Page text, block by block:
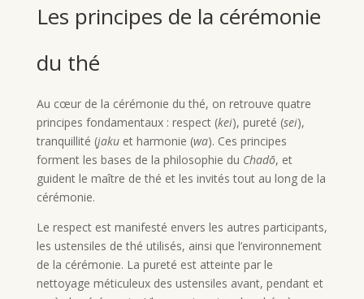
Les principes de la cérémonie
du thé
Au cœur de la cérémonie du thé, on retrouve quatre
principes fondamentaux : respect (kei), pureté (sei),
tranquillité (jakuet harmonie (wa). Ces principes
forment les bases de la philosophie du Chadō, et
guident le maître de thé et les invités tout au long de la
cérémonie.
Le respect est manifesté envers les autres participants,
les ustensiles de thé utilisés, ainsi que l’environnement
de la cérémonie. La pureté est atteinte par le
nettoyage méticuleux des ustensiles avant, pendant et